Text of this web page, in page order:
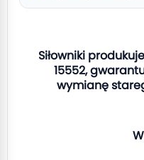
Siłowniki
15552,
wymianę